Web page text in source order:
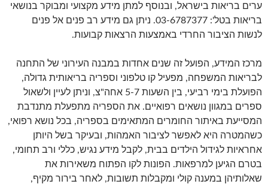
ערים בריאות בישראל, ובנוסף למתן מידע מקצועי ומבוקר בנושאי
בריאות בטל': 03-6787377. ניתן גם מידע רב פנים אל פנים
לנשות הציבור החרדי באמצעות הרצאות קבועות.
מרכז המידע, הפועל זה שנים אחדות במבנה העירוני של התחנה
לבריאות המשפחה, מפעיל קו טלפוני וספריה בריאותית גדולה,
הפועלת בימי רביעי, בין השעות 5-7 אחה"צ, וניתן לעיין ולשאול
ספרים במגוון נושאים רפואיים. את הספריה מתפעלת מתנדבת
המסייעת באיתור החומרים המתאימים בספריה, בכל נושא רפואי,
כשהמטרה היא לאפשר לציבור האמהות, ובעיקר בשל היותן
אחראיות לגידול הילדים בבית, לקבל מידע נגיש, כללי ורב תחומי,
בטרם הגיען למרפאות. הפונות לקו הפתוח משאירות את
שאלותיהן במענה קולי ומקבלות תשובות, לאחר בירור מקיף,